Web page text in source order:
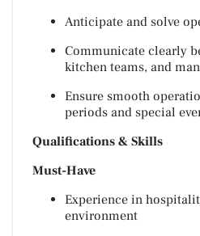
Anticipate and solve
Communicate clearly
kitchen teams, and
Ensure smooth
periods and special
Qualifications & Skills
Must-Have
Experience in
environment